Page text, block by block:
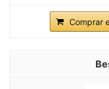
Comprar